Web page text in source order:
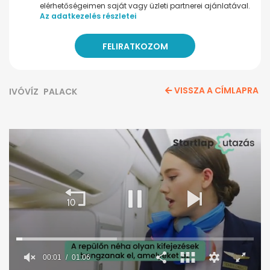
elérhetőségeimen saját vagy üzleti partnerei ajánlatával.
Az adatkezelés részletei
IVÓVÍZ PALACK VISSZA A CÍMLAPRA
00:02 01:06